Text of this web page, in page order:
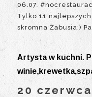
06.07.
Tylko 11
skromna Żabusia:)
Artysta w kuchni.
20